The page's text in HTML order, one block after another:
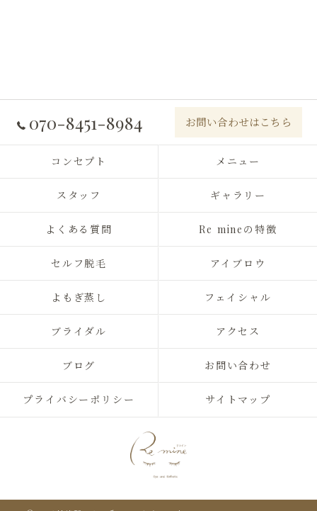
070-8451-8984 お問い合わせはこちら
コンセプト メニュー
スタッフ ギャラリー
よくある質問 Re mineの特徴
セルフ脱毛 アイブロウ
よもぎ蒸し フェイシャル
ブライダル アクセス
ブログ お問い合わせ
プライバシーポリシー サイトマップ